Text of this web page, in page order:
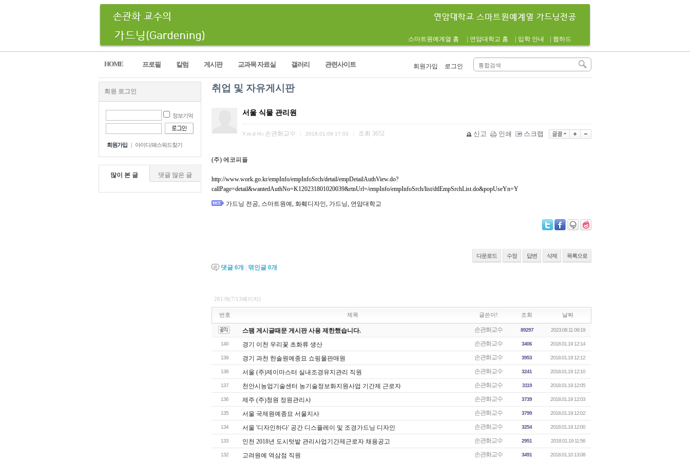
스마트원예계열 홈 연암대학교 홈 입학 안내 웹하드
회원가입 로그인
HOME 프로필 칼럼 게시판 교과목 자료실 갤러리 관련사이트
회원 로그인
정보기억
회원가입 | 아이디/패스워드찾기
많이 본 글 댓글 많은 글
취업 및 자유게시판
서울 식물 관리원
Y.m.d H:i 손관화교수 2018.01.09 17:03 조회 3652 신고 인쇄 스크랩
(주) 에코피플
http://www.work.go.kr/empInfo/empInfoSrch/detail/empDetailAuthView.do?
callPage=detail&wantedAuthNo=K120231801020039&rtnUrl=/empInfo/empInfoSrch/list/dtlEmpSrchList.do&popUseYn=Y
가드닝 전공, 스마트원예 , 화훼디자인, 가드닝, 연암대학교
다운로드 수정 답변 삭제 목록으로
댓글 0개 엮인글 0개
261개(7/13페이지)
번호 제목 글쓴이! 조회 날짜
스팸 게시글때문 게시판 사용 제한했습니다. 손관화교수 89297 2023.08.11 09:19
140 경기 이천 우리꽃 초화류 생산 손관화교수 3406 2018.01.19 12:14
139 경기 과천 한솔원예종묘 쇼핑몰판매원 손관화교수 3953 2018.01.19 12:12
138 서울 (주)제이마스터 실내조경유지관리 직원 손관화교수 3241 2018.01.19 12:10
137 천안시농업기술센터 농기술정보화지원사업 기간제 근로자 손관화교수 3119 2018.01.19 12:05
136 제주 (주)청원 정원관리사 손관화교수 3739 2018.01.19 12:03
135 서울 국제원예종묘 서울지사 손관화교수 3799 2018.01.19 12:02
134 서울 '디자인하다' 공간 디스플레이 및 조경가드닝 디자인 손관화교수 3254 2018.01.19 12:00
133 인천 2018년 도시텃밭 관리사업기간제근로자 채용공고 손관화교수 2951 2018.01.19 11:56
132 고려원예 역삼점 직원 손관화교수 3491 2018.01.10 13:08